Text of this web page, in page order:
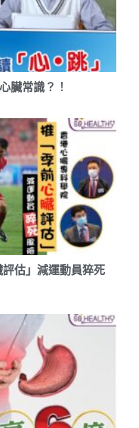
臟常識？！
估」減運動員猝死